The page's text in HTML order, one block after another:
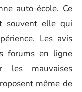
auto-école. Ce
souvent elle qui
Les avis
forums en ligne
les mauvaises
même de